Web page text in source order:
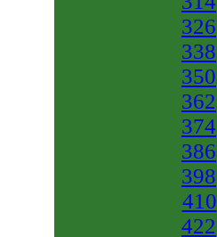
326
338
350
362
374
386
398
410
422